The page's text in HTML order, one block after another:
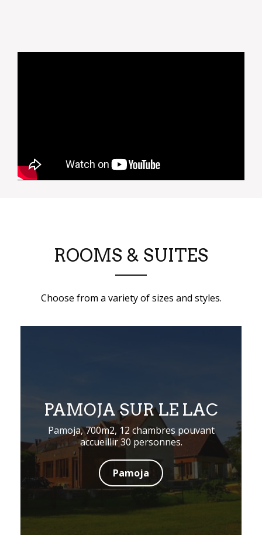
ROOMS & SUITES
Choose from a variety of sizes and styles.
PAMOJA SUR LE LAC
Pamoja, 700m2, 12 chambres pouvant
accueillir 30 personnes.
Pamoja